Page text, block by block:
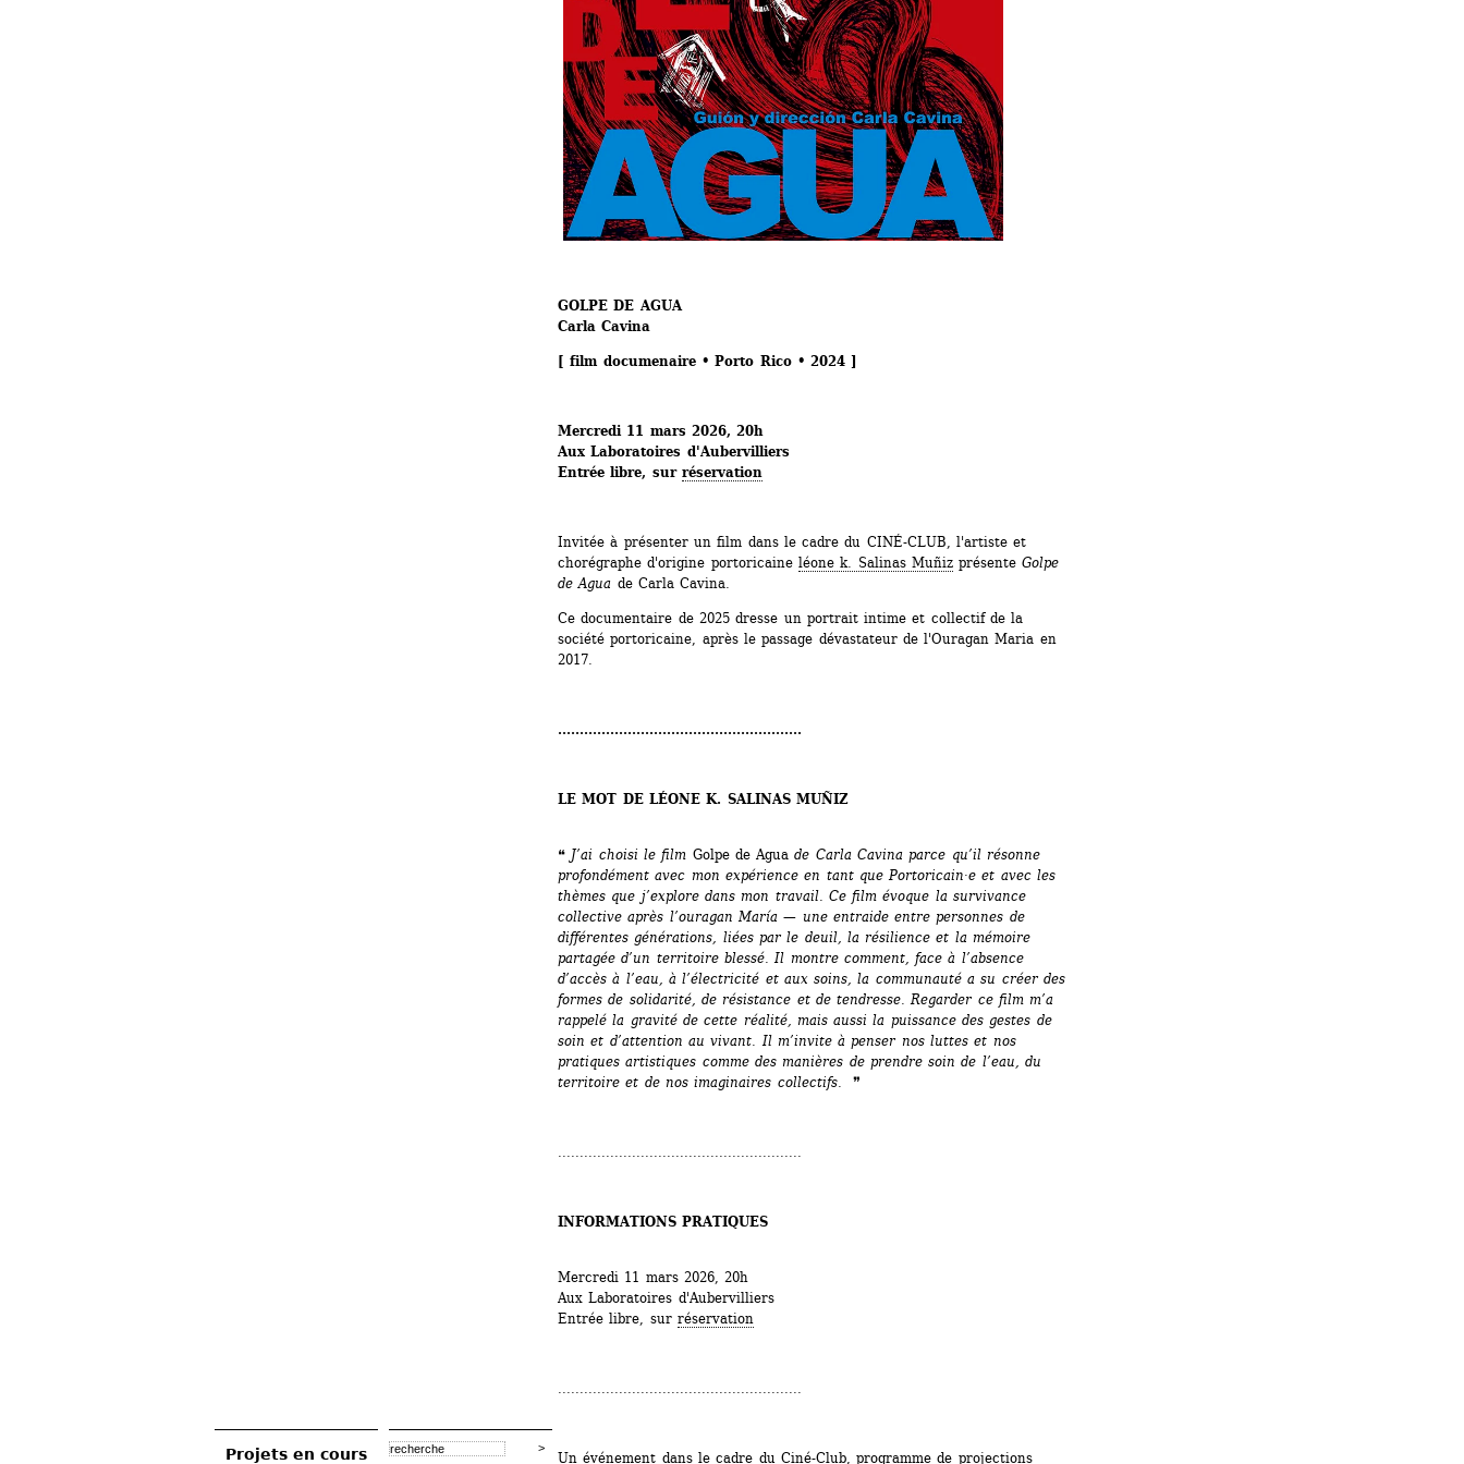
Projets en cours
GOLPE DE AGUA
Carla Cavina
[ film documenaire • Porto Rico • 2024 ]
Mercredi 11 mars 2026, 20h
Aux Laboratoires d'Aubervilliers
Entrée libre, sur réservation
Invitée à présenter un film dans le cadre du CINÉ-CLUB, l'artiste et
chorégraphe d'origine portoricaine léone k. Salinas Muñizprésente Golpe
de Agua de Carla Cavina.
Ce documentaire de 2025 dresse un portrait intime et collectif de la
société portoricaine, après le passage dévastateur de l'Ouragan Maria en
2017.
........................................................
LE MOT DE LÉONE K. SALINAS MUÑIZ
❝ J’ai choisi le film Golpe de Agua de Carla Cavina parce qu’il résonne
profondément avec mon expérience en tant que Portoricain·e et avec les
thèmes que j’explore dans mon travail. Ce film évoque la survivance
collective après l’ouragan María — une entraide entre personnes de
différentes générations, liées par le deuil, la résilience et la mémoire
partagée d’un territoire blessé. Il montre comment, face à l’absence
d’accès à l’eau, à l’électricité et aux soins, la communauté a su créer des
formes de solidarité, de résistance et de tendresse. Regarder ce film m’a
rappelé la gravité de cette réalité, mais aussi la puissance des gestes de
soin et d’attention au vivant. Il m’invite à penser nos luttes et nos
pratiques artistiques comme des manières de prendre soin de l’eau, du
territoire et de nos imaginaires collectifs.
❞
........................................................
INFORMATIONS PRATIQUES
Mercredi 11 mars 2026, 20h
Aux Laboratoires d'Aubervilliers
Entrée libre, sur réservation
........................................................
Un événement dans le cadre du Ciné-Club, programme de projections